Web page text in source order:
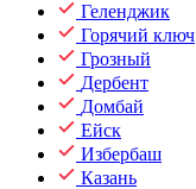
Геленджик
Горячий ключ
Грозный
Дербент
Домбай
Ейск
Избербаш
Казань